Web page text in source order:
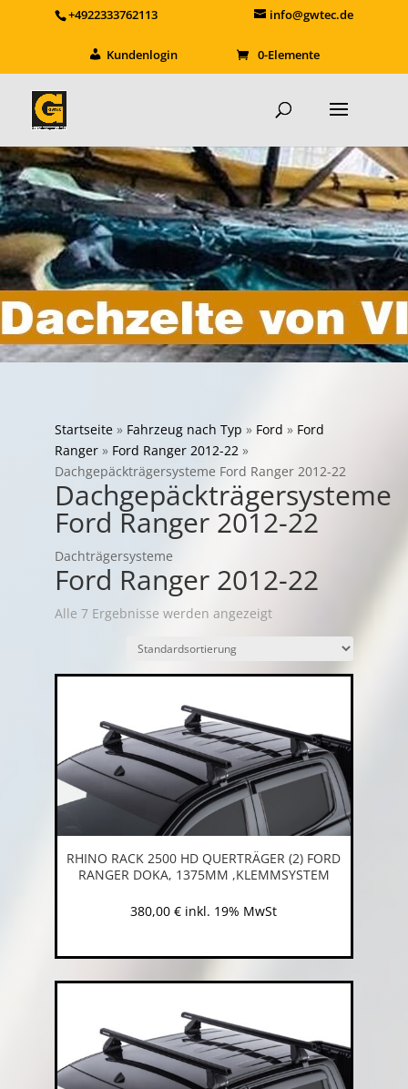
+4922333762113 info@gwtec.de
Kundenlogin 0-Elemente
Startseite» Fahrzeug nach Typ » Ford » Ford
Ranger» Ford Ranger 2012-22»
Dachgepäckträgersysteme Ford Ranger 2012-22
Dachgepäckträgersysteme
Ford Ranger 2012-22
Dachträgersysteme
Ford Ranger 2012-22
Alle 7 Ergebnisse werden angezeigt
RHINO RACK 2500 HD QUERTRÄGER (2) FORD
RANGER DOKA, 1375MM ,KLEMMSYSTEM
380,00€ inkl. 19% MwSt